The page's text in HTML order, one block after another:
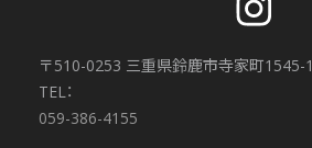
〒510-0253 三重県鈴鹿市寺家町1545-1
TEL：
059-386-4155